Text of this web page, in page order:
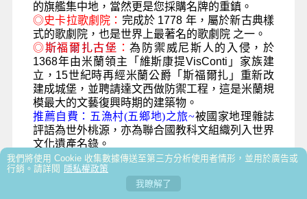
我們將使用 Cookie 收集數據傳送至第三方分析使用者情形，並用於廣告或
行銷。請詳閱 隱私權政策
我瞭解了
的旗艦集中地，當然更是您採購名牌的重鎮。
◎史卡拉歌劇院： 完成於 1778 年，屬於新古典樣
式的歌劇院，也是世界上最著名的歌劇院 之一。
◎斯福爾扎古堡 ：為防禦威尼斯人的入侵，於
1368年由米蘭領主「維斯康提VisConti」 家族建
立， 15世紀時再經米蘭公爵「斯福爾扎」重新改
建成城堡，並聘請達文西做防禦工程，這是米蘭規
模最大的文藝復興時期的建築物。
推薦自費 ： 五漁村(五鄉地)之旅~被國家地理雜誌
評語為世外桃源， 亦為聯合國教科文組織列入世界
文化遺產名錄。